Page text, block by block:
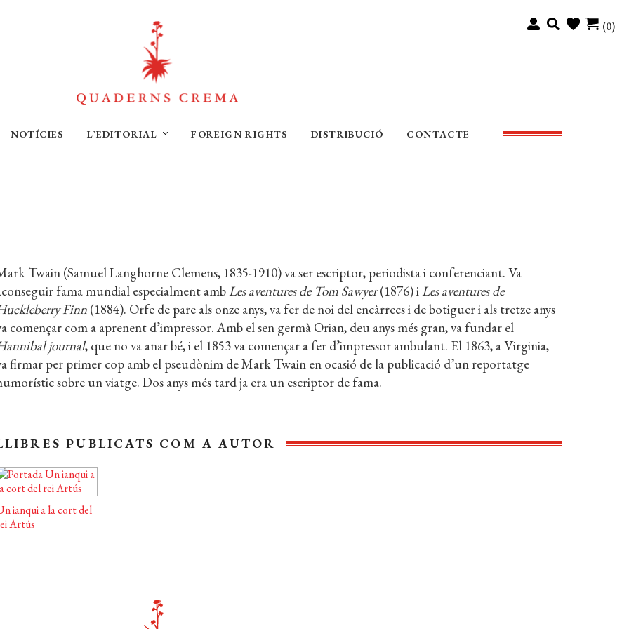
(0)
NOTÍCIES L’EDITORIAL FOREIGN RIGHTS DISTRIBUCIÓ CONTACTE
Twain (Samuel Langhorne Clemens, 1835-1910) va ser escriptor, periodista i conferenciant. Va
fama mundial especialment ambLes aventures de Tom Sawyer(1876) iLes aventures de
Finn(1884). Orfe de pare als onze anys, va fer de noi del encàrrecs i de botiguer i als tretze anys
començar com a aprenent d’impressor. Amb el sen germà Orian, deu anys més gran, va fundar el
journal, que no va anar bé, i el 1853 va començar a fer d’impressor ambulant. El 1863, a Virginia,
firmar per primer cop amb el pseudònim de Mark Twain en ocasió de la publicació d’un reportatge
sobre un viatge. Dos anys més tard ja era un escriptor de fama.
PUBLICATS COM A AUTOR
ianqui a la cort del
Artús